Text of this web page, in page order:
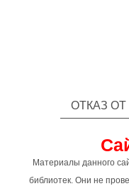
ОТКАЗ
Материалы данного
библиотек. Они не